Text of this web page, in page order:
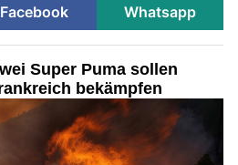
Facebook Whatsapp
Super Puma sollen
bekämpfen